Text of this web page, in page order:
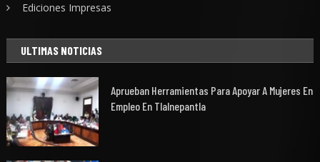
Ediciones Impresas
ULTIMAS NOTICIAS
Aprueban Herramientas Para Apoyar A Mujeres En
Empleo En Tlalnepantla